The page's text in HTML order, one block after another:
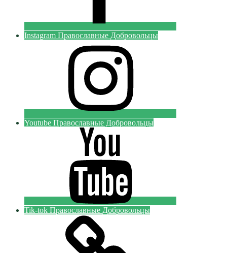
Instagram Православные Добровольцы
Youtube Православные Добровольцы
Tik-tok Православные Добровольцы